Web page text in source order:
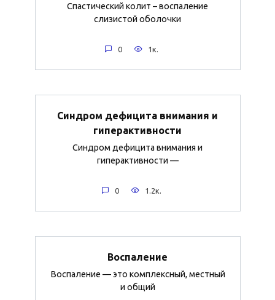
Спастический колит – воспаление
слизистой оболочки
0 1к.
Синдром дефицита внимания и
гиперактивности
Синдром дефицита внимания и
гиперактивности —
0 1.2к.
Воспаление
Воспаление — это комплексный, местный
и общий